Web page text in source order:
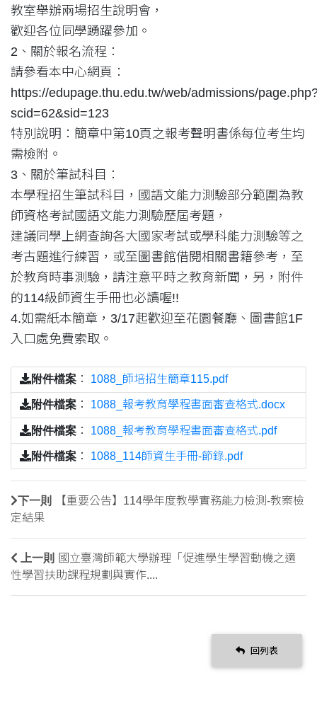
教室舉辦兩場招生說明會，
歡迎各位同學踴躍參加。
2、關於報名流程：
請參看本中心網頁：
https://edupage.thu.edu.tw/web/admissions/
scid=62&sid=123
特別說明：簡章中第10頁之報考聲明書係每位考生均
需檢附。
3、關於筆試科目：
本學程招生筆試科目，國語文能力測驗部分範圍為教
師資格考試國語文能力測驗歷屆考題，
建議同學上網查詢各大國家考試或學科能力測驗等之
考古題進行練習，或至圖書館借閱相關書籍參考，至
於教育時事測驗，請注意平時之教育新聞，另，附件
的114級師資生手冊也必讀喔!!
4.如需紙本簡章，3/17起歡迎至花園餐廳、圖書館1F
入口處免費索取。
附件檔案 ： 1088_師培招生簡章115.pdf
附件檔案 ： 1088_報考教育學程書面審查格式.docx
附件檔案 ： 1088_報考教育學程書面審查格式.pdf
附件檔案 ： 1088_114師資生手冊-節錄.pdf
下一則
【重要公告】114學年度教學實務能力檢測-教案檢
定結果
上一則
國立臺灣師範大學辦理「促進學生學習動機之適
性學習扶助課程規劃與實作....
回列表